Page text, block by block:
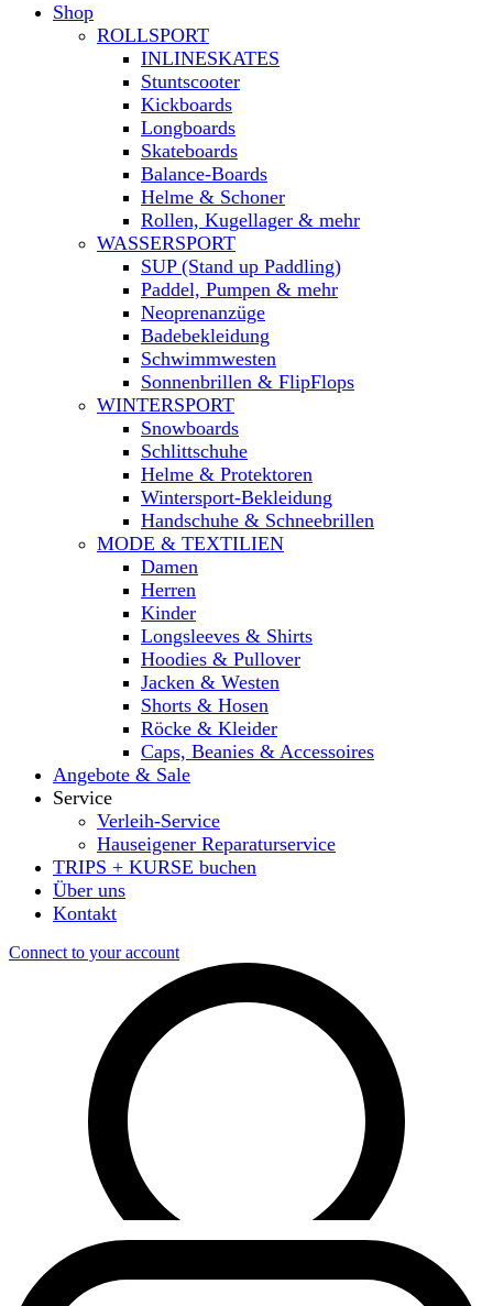
Shop
ROLLSPORT
INLINESKATES
Stuntscooter
Kickboards
Longboards
Skateboards
Balance-Boards
Helme & Schoner
Rollen, Kugellager & mehr
WASSERSPORT
SUP (Stand up Paddling)
Paddel, Pumpen & mehr
Neoprenanzüge
Badebekleidung
Schwimmwesten
Sonnenbrillen & FlipFlops
WINTERSPORT
Snowboards
Schlittschuhe
Helme & Protektoren
Wintersport-Bekleidung
Handschuhe & Schneebrillen
MODE & TEXTILIEN
Damen
Herren
Kinder
Longsleeves & Shirts
Hoodies & Pullover
Jacken & Westen
Shorts & Hosen
Röcke & Kleider
Caps, Beanies & Accessoires
Angebote & Sale
Service
Verleih-Service
Hauseigener Reparaturservice
TRIPS + KURSE buchen
Über uns
Kontakt
Connect to your account